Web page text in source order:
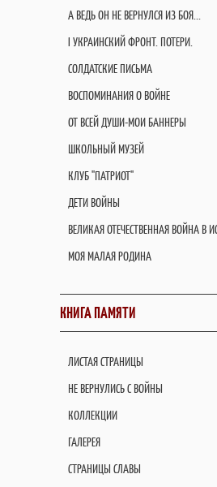
А ВЕДЬ ОН НЕ ВЕРНУЛСЯ ИЗ БОЯ...
I УКРАИНСКИЙ ФРОНТ. ПОТЕРИ.
СОЛДАТСКИЕ ПИСЬМА
ВОСПОМИНАНИЯ О ВОЙНЕ
ОТ ВСЕЙ ДУШИ-МОИ БАННЕРЫ
ШКОЛЬНЫЙ МУЗЕЙ
КЛУБ "ПАТРИОТ"
ДЕТИ ВОЙНЫ
ВЕЛИКАЯ ОТЕЧЕСТВЕННАЯ ВОЙНА В
МОЯ МАЛАЯ РОДИНА
КНИГА ПАМЯТИ
ЛИСТАЯ СТРАНИЦЫ
НЕ ВЕРНУЛИСЬ С ВОЙНЫ
КОЛЛЕКЦИИ
ГАЛЕРЕЯ
СТРАНИЦЫ СЛАВЫ